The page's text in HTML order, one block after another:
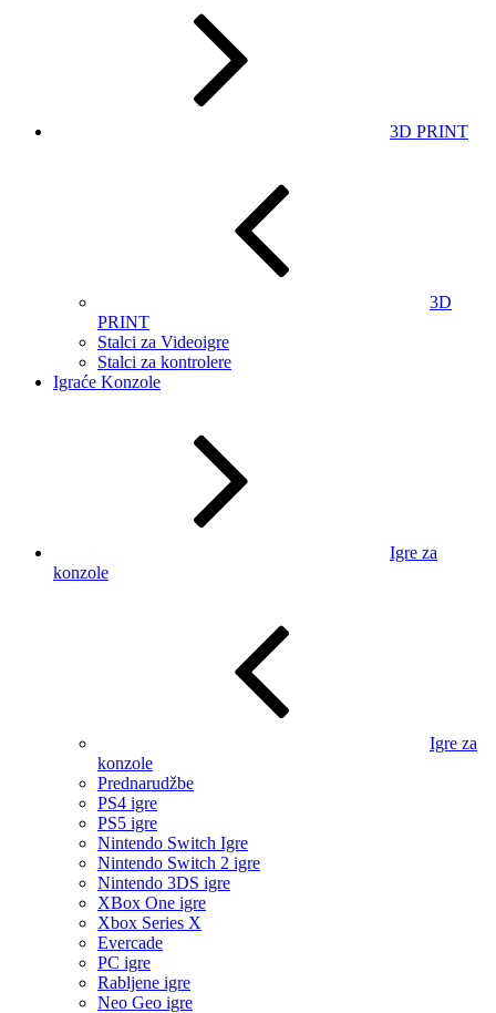
3D PRINT
3D
PRINT
Stalci za Videoigre
Stalci za kontrolere
Igraće Konzole
Igre za
konzole
Igre za
konzole
Prednarudžbe
PS4 igre
PS5 igre
Nintendo Switch Igre
Nintendo Switch 2 igre
Nintendo 3DS igre
XBox One igre
Xbox Series X
Evercade
PC igre
Rabljene igre
Neo Geo igre